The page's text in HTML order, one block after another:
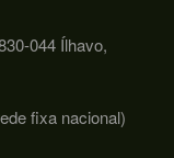
044 Ílhavo,
fixa nacional)